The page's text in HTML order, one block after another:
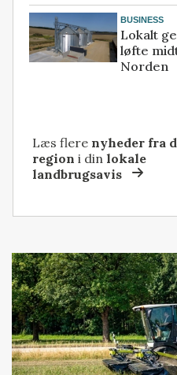
BUSINESS
Lokalt
løfte
Norden
Læs flere nyheder fra
region i dinlokale
landbrugsavis